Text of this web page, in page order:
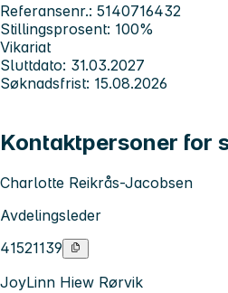
Referansenr.: 5140716432
Stillingsprosent: 100%
Vikariat
Sluttdato: 31.03.2027
Søknadsfrist: 15.08.2026
Kontaktpersoner for
Charlotte Reikrås-Jacobsen
Avdelingsleder
41521139
JoyLinn Hiew Rørvik